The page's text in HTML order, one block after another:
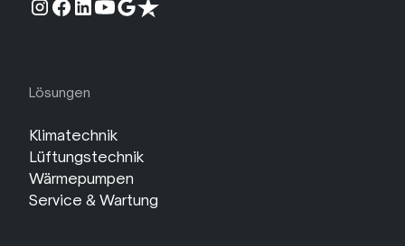
Lösungen
Klimatechnik
Lüftungstechnik
Wärmepumpen
Service & Wartung